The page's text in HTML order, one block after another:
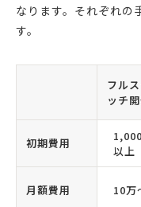
なります。それぞれの
す。
フル
ッチ
初期費用
以上
月額費用 10万